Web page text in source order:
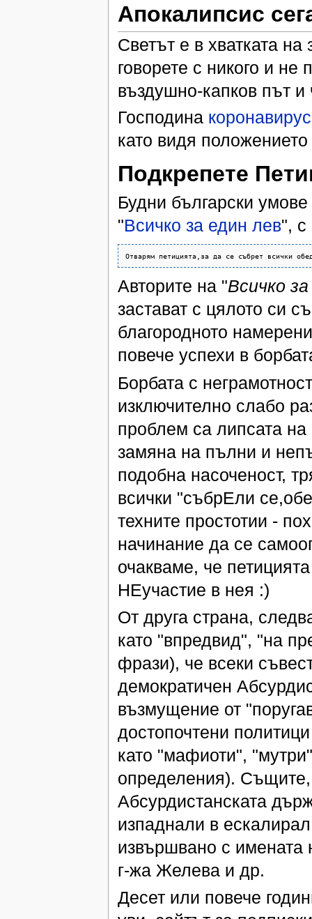
Апокалипсис
Светът е в хватката на
говорете с никого и не
въздушно-капков път
Господина коронавирус
като видя
Подкрепете
Будни български
"Всичко за един лев", с
Авторите на "Всичко
застават с цялото си
благородното
повече успехи в
Борбата с
изключително слабо
проблем са липсата
замяна на пълни и
подобна насоченост,
всички "събрЕли
техните простотии -
начинание да се
очакваме, че
НЕучастие в нея :)
От друга страна,
като "впредвид", "на
фрази), че всеки
демократичен
възмущение от
достопочтени
като "мафиоти",
определения). Същите,
Абсурдистанската
изпаднали в
извършвано с имената
г-жа Желева и др.
Десет или повече